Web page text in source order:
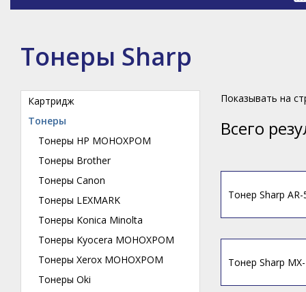
Тонеры Sharp
Картридж
Тонеры
Тонеры HP МОНОХРОМ
Тонеры Brother
Тонеры Canon
Тонеры LEXMARK
Тонеры Konica Minolta
Тонеры Kyocera МОНОХРОМ
Тонеры Xerox МОНОХРОМ
Тонеры Oki
Показывать на
Всего
Тонер Sharp
Тонер Sharp